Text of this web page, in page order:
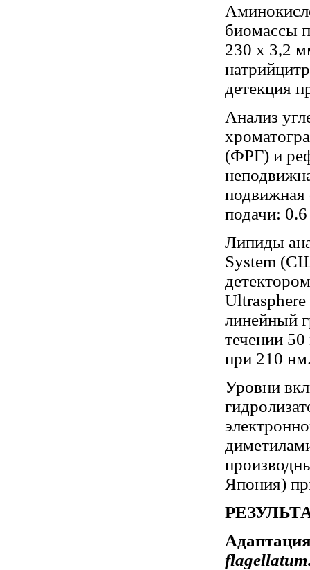
биомассы
230 x 3,2
детекция
Анализ
(ФРГ) и
подвижная
подачи:
Липиды
System
линейный
течении
при 210
Уровни
Япония)
flagellatum